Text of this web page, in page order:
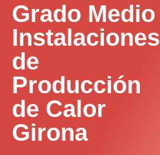
Grado Medio
Instalaciones
de
Producción
de Calor
Girona